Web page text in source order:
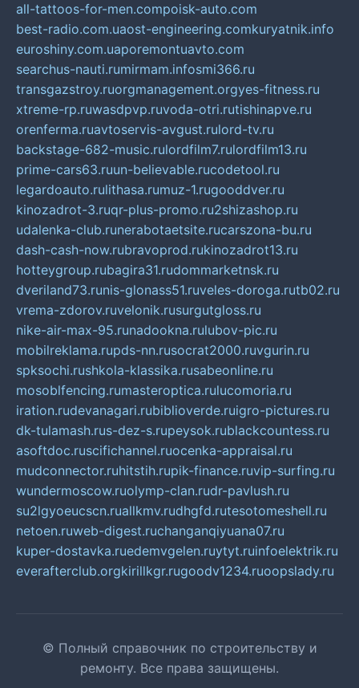
all-tattoos-for-men.compoisk-auto.com
best-radio.com.uaost-engineering.comkuryatnik.info
euroshiny.com.uaporemontuavto.com
searchus-nauti.rumirmam.infosmi366.ru
transgazstroy.ruorgmanagement.orgyes-fitness.ru
xtreme-rp.ruwasdpvp.ruvoda-otri.rutishinapve.ru
orenferma.ruavtoservis-avgust.rulord-tv.ru
backstage-682-music.rulordfilm7.rulordfilm13.ru
prime-cars63.ruun-believable.rucodetool.ru
legardoauto.rulithasa.rumuz-1.rugooddver.ru
kinozadrot-3.ruqr-plus-promo.ru2shizashop.ru
udalenka-club.runerabotaetsite.rucarszona-bu.ru
dash-cash-now.rubravoprod.rukinozadrot13.ru
hotteygroup.rubagira31.rudommarketnsk.ru
dveriland73.runis-glonass51.ruveles-doroga.rutb02.ru
vrema-zdorov.ruvelonik.rusurgutgloss.ru
nike-air-max-95.runadookna.rulubov-pic.ru
mobilreklama.rupds-nn.rusocrat2000.ruvgurin.ru
spksochi.rushkola-klassika.rusabeonline.ru
mosoblfencing.rumasteroptica.rulucomoria.ru
iration.rudevanagari.rubiblioverde.ruigro-pictures.ru
dk-tulamash.rus-dez-s.rupeysok.rublackcountess.ru
asoftdoc.ruscifichannel.ruocenka-appraisal.ru
mudconnector.ruhitstih.rupik-finance.ruvip-surfing.ru
wundermoscow.ruolymp-clan.rudr-pavlush.ru
su2lgyoeucscn.ruallkmv.rudhgfd.rutesotomeshell.ru
netoen.ruweb-digest.ruchanganqiyuana07.ru
kuper-dostavka.ruedemvgelen.ruytyt.ruinfoelektrik.ru
everafterclub.orgkirillkgr.rugoodv1234.ruoopslady.ru
© Полный справочник по строительству и
ремонту. Все права защищены.